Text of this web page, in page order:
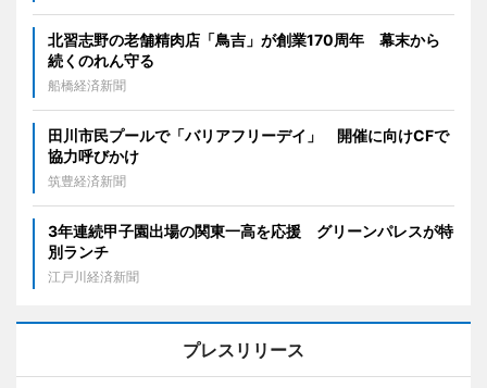
北習志野の老舗精肉店「鳥吉」が創業170周年 幕末から
続くのれん守る
船橋経済新聞
田川市民プールで「バリアフリーデイ」 開催に向けCFで
協力呼びかけ
筑豊経済新聞
3年連続甲子園出場の関東一高を応援 グリーンパレスが特
別ランチ
江戸川経済新聞
プレスリリース